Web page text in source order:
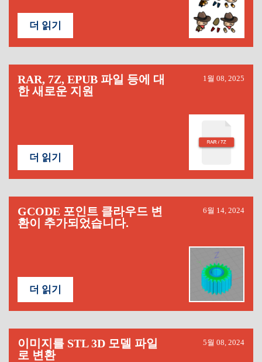
더 읽기
RAR, 7Z, EPUB 파일 등에 대
한 새로운 지원
1월 08, 2025
더 읽기
GCODE 포인트 클라우드 변
환이 추가되었습니다.
6월 14, 2024
더 읽기
이미지를 STL 3D 모델 파일
로 변환
5월 08, 2024